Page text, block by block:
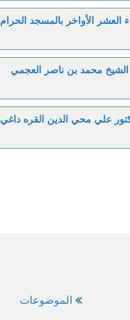
العشر الأواخر بالمسجد الحرام
الشيخ محمد بن ناصر العجمي
علي محي الدين القره داغي
الموضوعات